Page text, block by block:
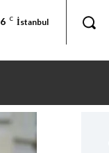
C İstanbul